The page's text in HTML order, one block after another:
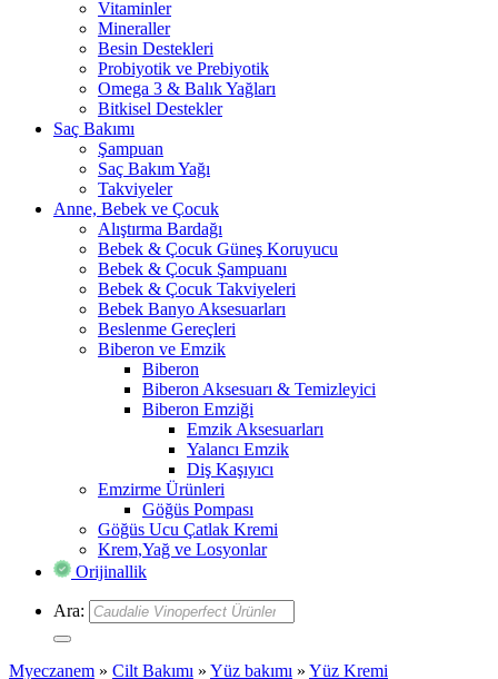
Vitaminler
Mineraller
Besin Destekleri
Probiyotik ve Prebiyotik
Omega 3 & Balık Yağları
Bitkisel Destekler
Saç Bakımı
Şampuan
Saç Bakım Yağı
Takviyeler
Anne, Bebek ve Çocuk
Alıştırma Bardağı
Bebek & Çocuk Güneş Koruyucu
Bebek & Çocuk Şampuanı
Bebek & Çocuk Takviyeleri
Bebek Banyo Aksesuarları
Beslenme Gereçleri
Biberon ve Emzik
Biberon
Biberon Aksesuarı & Temizleyici
Biberon Emziği
Emzik Aksesuarları
Yalancı Emzik
Diş Kaşıyıcı
Emzirme Ürünleri
Göğüs Pompası
Göğüs Ucu Çatlak Kremi
Krem,Yağ ve Losyonlar
Orijinallik
Ara:
Myeczanem » Cilt Bakımı » Yüz bakımı » Yüz Kremi